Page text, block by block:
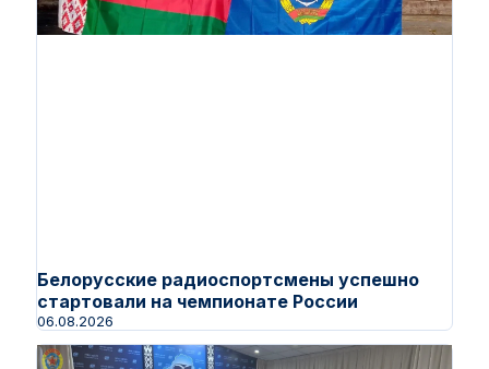
Белорусские радиоспортсмены успешно
стартовали на чемпионате России
06.08.2026